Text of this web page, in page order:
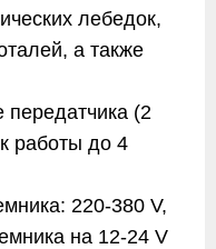
лебедок,
а также
передатчика (2
работы до 4
220-380 V,
на 12-24 V